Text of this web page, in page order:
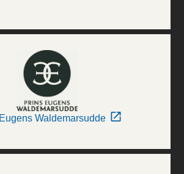
Waldemarsudde